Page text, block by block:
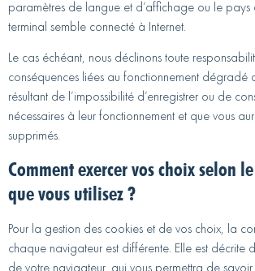
paramètres de langue et d’affichage ou le pays
terminal semble connecté à Internet.
Le cas échéant, nous déclinons toute
conséquences liées au fonctionnement dégradé
résultant de l’impossibilité d’enregistrer ou de
nécessaires à leur fonctionnement et que vous
supprimés.
Comment exercer vos choix selon
que vous utilisez ?
Pour la gestion des cookies et de vos choix, la
chaque navigateur est différente. Elle est décrite
de votre navigateur, qui vous permettra de